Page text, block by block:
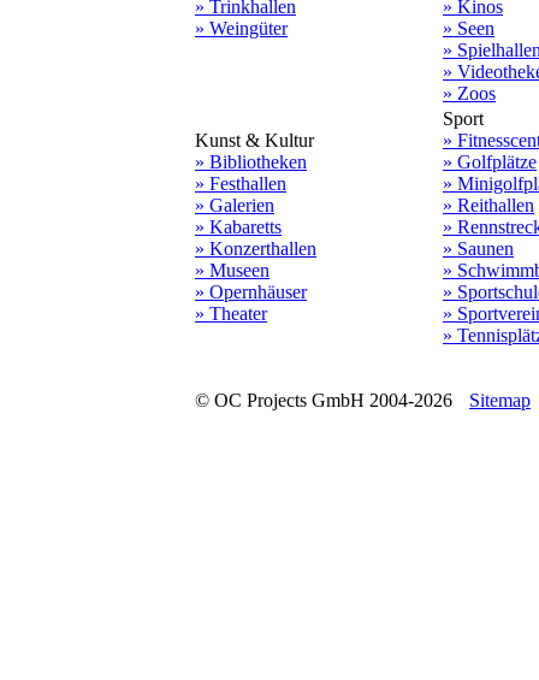
» Trinkhallen
» Weingüter
» Kinos
» Seen
»
»
» Zoos
Kunst & Kultur
» Bibliotheken
» Festhallen
» Galerien
» Kabaretts
» Konzerthallen
» Museen
» Opernhäuser
» Theater
Sport
»
» Golfplätze
»
» Reithallen
»
» Saunen
»
»
»
»
© OC Projects GmbH 2004-2026 Sitemap